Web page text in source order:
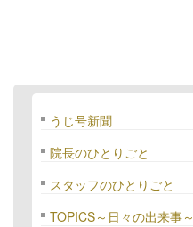
うじ号新聞
院長のひとりごと
スタッフのひとりごと
TOPICS～日々の出来事～